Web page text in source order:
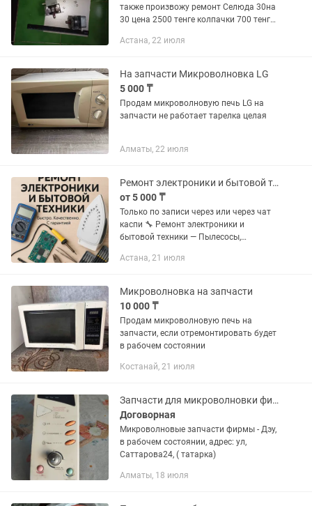
также произвожу ремонт Селюда 30на
30 цена 2500 тенге колпачки 700 тенге
тарелки от 2 тысяч магнитроны от ,,10
Астана, 22 июля
На запчасти Микроволновка LG
5 000 ₸
Продам микроволновую печь LG на
запчасти не работает тарелка целая
Алматы, 22 июля
Ремонт электроники и бытовой техники
от 5 000 ₸
Только по записи через или через чат
каспи 🔧 Ремонт электроники и
бытовой техники — Пылесосы,
микроволновки, кофемашины,
Астана, 21 июля
Микроволновка на запчасти
10 000 ₸
Продам микроволновую печь на
запчасти, если отремонтировать будет
в рабочем состоянии
Костанай, 21 июля
Запчасти для микроволновки фирмы - Дэу
Договорная
Микроволновые запчасти фирмы - Дэу,
в рабочем состоянии, адрес: ул,
Саттарова24, ( татарка)
Алматы, 18 июля